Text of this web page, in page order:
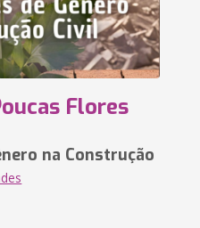
Flores
na Construção